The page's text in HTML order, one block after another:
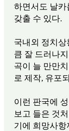
하면서도 날
갖출 수 있다.
국내외 정치
큼 잘 드러나
곡이 늘 만만
로 제작, 유포
이런 판국에
보고 들은 것
기에 희망사